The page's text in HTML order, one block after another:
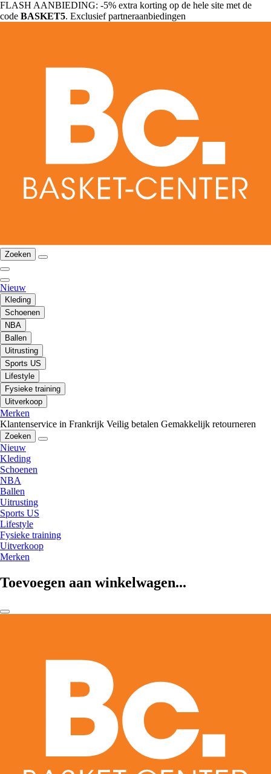
FLASH AANBIEDING: -5% extra korting op de hele site met de
code BASKET5. Exclusief partneraanbiedingen
Zoeken
Nieuw
Kleding
Schoenen
NBA
Ballen
Uitrusting
Sports US
Lifestyle
Fysieke training
Uitverkoop
Merken
Klantenservice in Frankrijk Veilig betalen Gemakkelijk retourneren
Zoeken
Nieuw
Kleding
Schoenen
NBA
Ballen
Uitrusting
Sports US
Lifestyle
Fysieke training
Uitverkoop
Merken
Toevoegen aan winkelwagen...